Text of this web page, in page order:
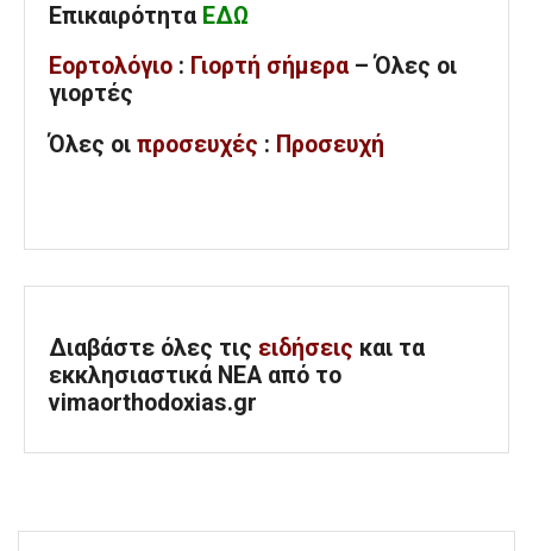
Επικαιρότητα ΕΔΩ
Εορτολόγιο : Γιορτή σήμερα – Όλες οι
γιορτές
Όλες οι προσευχές : Προσευχή
Διαβάστε όλες τις ειδήσεις και τα
εκκλησιαστικά ΝΕΑ από το
vimaorthodoxias.gr